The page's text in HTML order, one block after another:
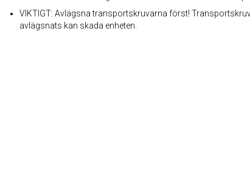
VIKTIGT: Avlägsna transportskruvarna först!
avlägsnats kan skada enheten.